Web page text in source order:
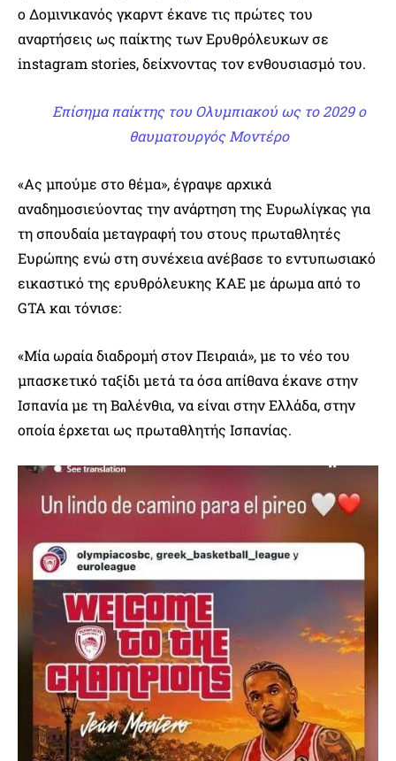
ο Δομινικανός γκαρντ έκανε τις πρώτες του
αναρτήσεις ως παίκτης των Ερυθρόλευκων σε
instagram stories, δείχνοντας τον ενθουσιασμό του.
Επίσημα παίκτης του Ολυμπιακού ως το 2029 ο
θαυματουργός Μοντέρο
«Ας μπούμε στο θέμα», έγραψε αρχικά
αναδημοσιεύοντας την ανάρτηση της Ευρωλίγκας για
τη σπουδαία μεταγραφή του στους πρωταθλητές
Ευρώπης ενώ στη συνέχεια ανέβασε το εντυπωσιακό
εικαστικό της ερυθρόλευκης ΚΑΕ με άρωμα από το
GTA και τόνισε:
«Μία ωραία διαδρομή στον Πειραιά», με το νέο του
μπασκετικό ταξίδι μετά τα όσα απίθανα έκανε στην
Ισπανία με τη Βαλένθια, να είναι στην Ελλάδα, στην
οποία έρχεται ως πρωταθλητής Ισπανίας.